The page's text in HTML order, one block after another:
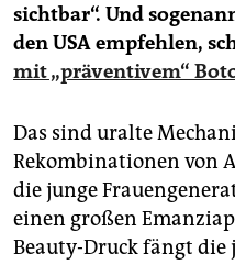
sichtbar“. Und
den USA empfehlen,
mit „präventivem“
Das sind uralte
Rekombinationen von
die junge
einen großen
Beauty-Druck fängt die